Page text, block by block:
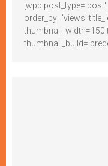
[wpp
order_by='views'
thumbnail_width=150